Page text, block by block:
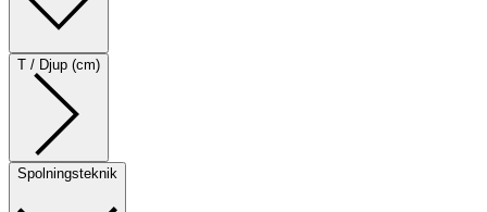
T / Djup (cm)
Spolningsteknik